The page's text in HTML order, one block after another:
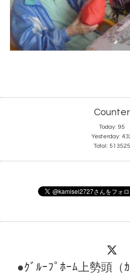
Counter
Today: 95
Yesterday:
Total: 513525
●ｸﾞﾙｰﾌﾟﾎｰﾑ上勢頭（